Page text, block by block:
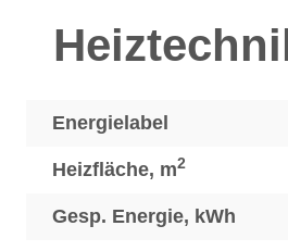
Energielabel
Heizfläche, m2
Gesp. Energie, kWh